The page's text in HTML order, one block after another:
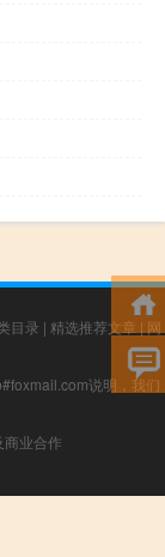
目录 | 精选推荐文章 | 网
说明，我们
业合作